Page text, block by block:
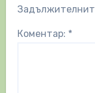
Коментар: *